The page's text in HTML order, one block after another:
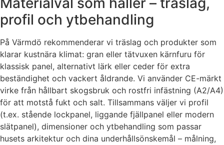
profil och ytbehandling
På Värmdö rekommenderar vi träslag och produkter som
klarar kustnära klimat: gran eller tätvuxen kärnfuru för
klassisk panel, alternativt lärk eller ceder för extra
beständighet och vackert åldrande. Vi använder CE-märkt
virke från hållbart skogsbruk och rostfri infästning (A2/A4)
för att motstå fukt och salt. Tillsammans väljer vi profil
(t.ex. stående lockpanel, liggande fjällpanel eller modern
slätpanel), dimensioner och ytbehandling som passar
husets arkitektur och dina underhållsönskemål – målning,